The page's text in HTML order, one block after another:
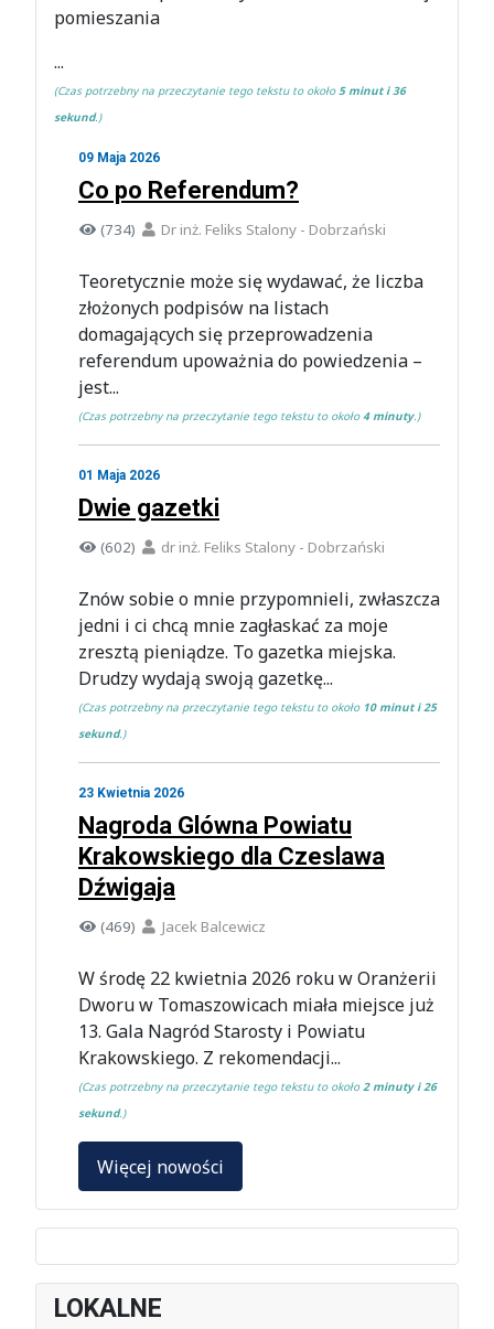
pomieszania
...
(Czas potrzebny na przeczytanie tego tekstu to około5 minut i 36
sekund.)
09 Maja 2026
Co po Referendum?
(734) Dr inż. Feliks Stalony - Dobrzański
Teoretycznie może się wydawać, że liczba
złożonych podpisów na listach
domagających się przeprowadzenia
referendum upoważnia do powiedzenia –
jest...
(Czas potrzebny na przeczytanie tego tekstu to około4 minuty.)
01 Maja 2026
Dwie gazetki
(602) dr inż. Feliks Stalony - Dobrzański
Znów sobie o mnie przypomnieli, zwłaszcza
jedni i ci chcą mnie zagłaskać za moje
zresztą pieniądze. To gazetka miejska.
Drudzy wydają swoją gazetkę...
(Czas potrzebny na przeczytanie tego tekstu to około 10 minut i 25
sekund.)
23 Kwietnia 2026
Nagroda Glówna Powiatu
Krakowskiego dla Czeslawa
Dźwigaja
(469) Jacek Balcewicz
W środę 22 kwietnia 2026 roku w Oranżerii
Dworu w Tomaszowicach miała miejsce już
13. Gala Nagród Starosty i Powiatu
Krakowskiego. Z rekomendacji...
(Czas potrzebny na przeczytanie tego tekstu to około2 minuty i 26
sekund.)
Więcej nowości
LOKALNE